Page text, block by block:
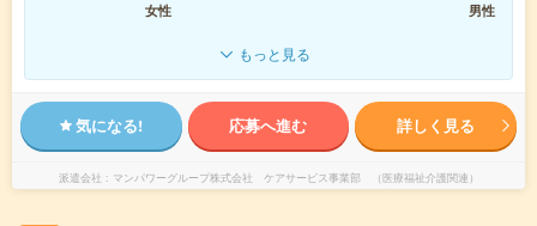
女性
男性
もっと見る
気になる! 応募へ進む 詳しく見る
派遣会社 マンパワーグループ株式会社 ケアサービス事業部 （医療福祉介護関連）